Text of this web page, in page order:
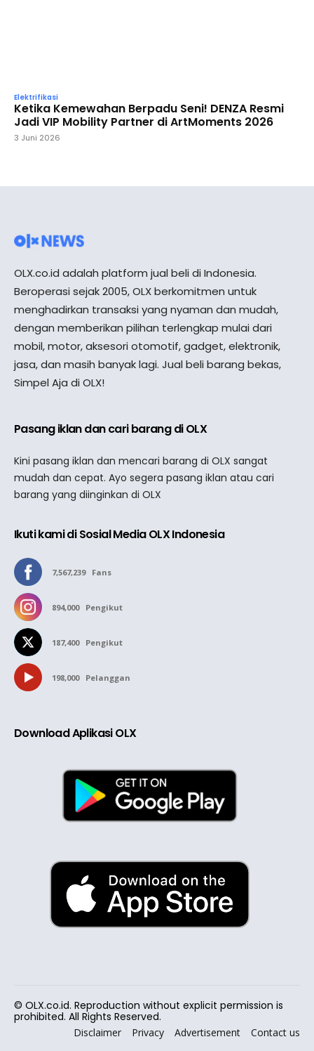
Elektrifikasi
Ketika Kemewahan Berpadu Seni! DENZA Resmi
Jadi VIP Mobility Partner di ArtMoments 2026
3 Juni 2026
OLX.co.id adalah platform jual beli di Indonesia.
Beroperasi sejak 2005, OLX berkomitmen untuk
menghadirkan transaksi yang nyaman dan mudah,
dengan memberikan pilihan terlengkap mulai dari
mobil, motor, aksesori otomotif, gadget, elektronik,
jasa, dan masih banyak lagi. Jual beli barang bekas,
Simpel Aja di OLX!
Pasang iklan dan cari barang di OLX
Kini pasang iklan dan mencari barang di OLX sangat
mudah dan cepat. Ayo segera pasang iklan atau cari
barang yang diinginkan di OLX
Ikuti kami di Sosial Media OLX Indonesia
7,567,239 Fans
894,000 Pengikut
187,400 Pengikut
198,000 Pelanggan
Download Aplikasi OLX
© OLX.co.id. Reproduction without explicit permission is
prohibited. All Rights Reserved.
Disclaimer Privacy Advertisement Contact us